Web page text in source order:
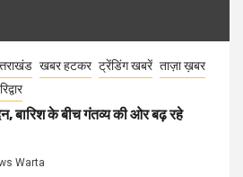
खबर हटकर ट्रेंडिंग खबरें ताज़ा ख़बर
बारिश के बीच गंतव्य की ओर बढ़ रहे
Warta